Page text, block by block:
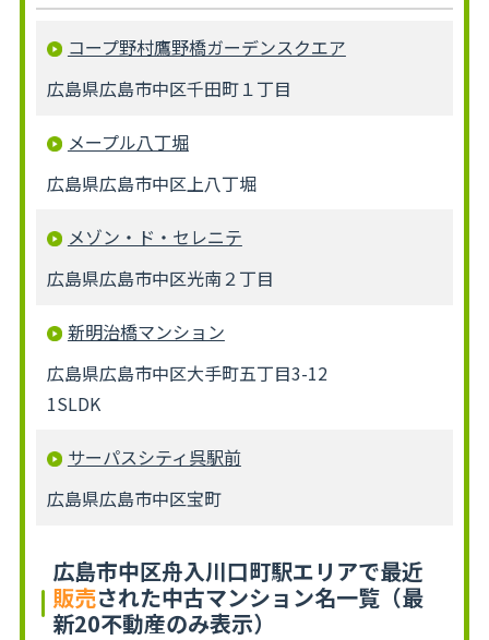
コープ野村鷹野橋ガーデンスクエア
広島県広島市中区千田町１丁目
メープル八丁堀
広島県広島市中区上八丁堀
メゾン・ド・セレニテ
広島県広島市中区光南２丁目
新明治橋マンション
広島県広島市中区大手町五丁目3-12
1SLDK
サーパスシティ呉駅前
広島県広島市中区宝町
広島市中区舟入川口町駅エリアで最近
販売された中古マンション名一覧（最
新20不動産のみ表示）